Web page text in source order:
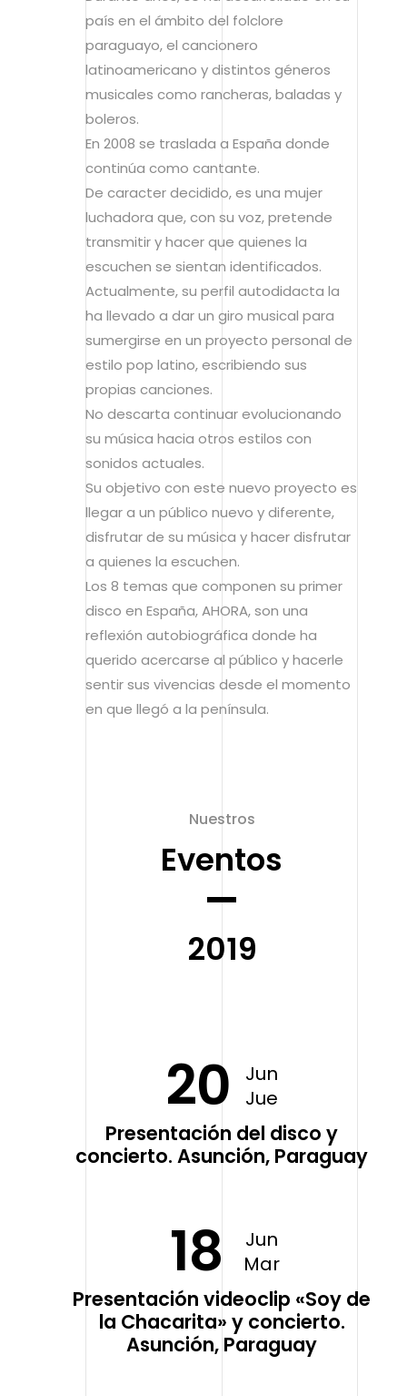
país en el ámbito del folclore
paraguayo, el cancionero
latinoamericano y distintos géneros
musicales como rancheras, baladas y
boleros.
En 2008 se traslada a España donde
continúa como cantante.
De caracter decidido, es una mujer
luchadora que, con su voz, pretende
transmitir y hacer que quienes la
escuchen se sientan identificados.
Actualmente, su perfil autodidacta la
ha llevado a dar un giro musical para
sumergirse en un proyecto personal de
estilo pop latino, escribiendo sus
propias canciones.
No descarta continuar evolucionando
su música hacia otros estilos con
sonidos actuales.
Su objetivo con este nuevo proyecto es
llegar a un público nuevo y diferente,
disfrutar de su música y hacer disfrutar
a quienes la escuchen.
Los 8 temas que componen su primer
disco en España, AHORA, son una
reflexión autobiográfica donde ha
querido acercarse al público y hacerle
sentir sus vivencias desde el momento
en que llegó a la península.
Nuestros
Eventos
2019
20
Jun
Jue
Presentación del disco y
concierto. Asunción, Paraguay
18
Jun
Mar
Presentación videoclip «Soy de
la Chacarita» y concierto.
Asunción, Paraguay